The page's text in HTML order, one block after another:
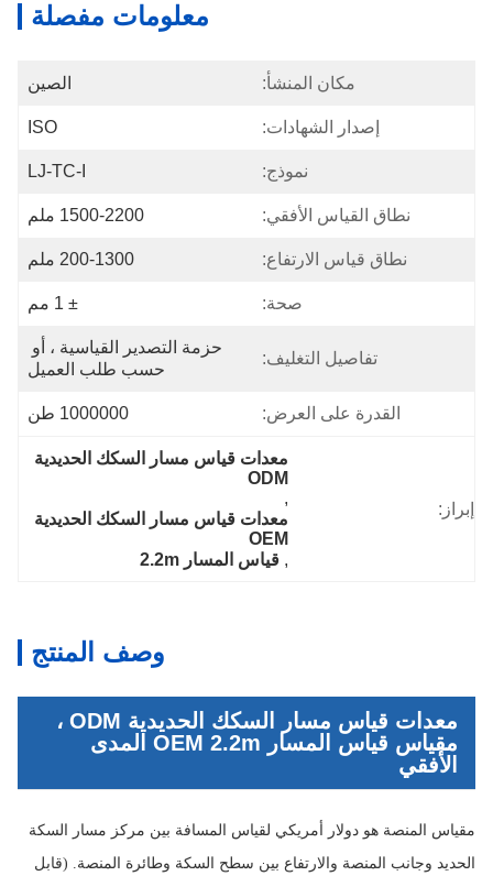
معلومات مفصلة
مكان المنشأ: الصين
إصدار الشهادات: ISO
نموذج: LJ-TC-I
نطاق القياس الأفقي: 1500-2200 ملم
نطاق قياس الارتفاع: 200-1300 ملم
صحة: ± 1 مم
تفاصيل التغليف:
حسب طلب العميل
القدرة على العرض: 1000000 طن
إبراز:
ODM
,
OEM
, قياس المسار 2.2m
وصف المنتج
معدات قياس مسار السكك الحديدية ODM ،
مقياس قياس المسار OEM 2.2m المدى
الأفقي
مقياس المنصة هو دولار أمريكي لقياس المسافة بين مركز مسار السكة
الحديد وجانب المنصة والارتفاع بين سطح السكة وطائرة المنصة. (قابل